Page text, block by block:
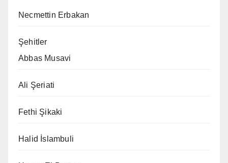
Necmettin Erbakan
Şehitler
Abbas Musavi
Ali Şeriati
Fethi Şikaki
Halid İslambuli